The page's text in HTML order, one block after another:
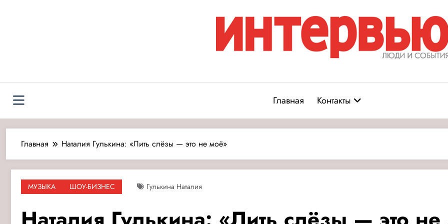
Журнал «Интервью: Люди и
Главная
Контакты
Главная Наталия Гулькина: «Лить слёзы — это не моё»
МУЗЫКА ШОУ-БИЗНЕС Гулькина Наталия